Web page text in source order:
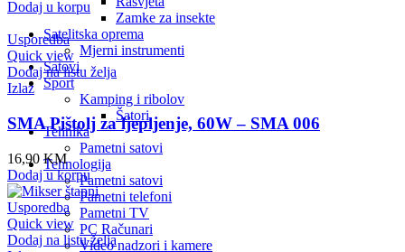
Zamke za insekte
Satelitska oprema
Mjerni instrumenti
Satovi
Sport
Kamping i ribolov
Šatori
Tehnika
Pametni satovi
Tehnologija
Pametni satovi
Pametni telefoni
Pametni TV
PC Računari
Video nadzori i kamere
Dodaj u korpu
Usporedba
Quick view
Dodaj na listu želja
Izlaz
SMA Pištolj za ljepljenje, 60W – SMA 006
16,90 KM
Dodaj u korpu
Usporedba
Quick view
Dodaj na listu želja